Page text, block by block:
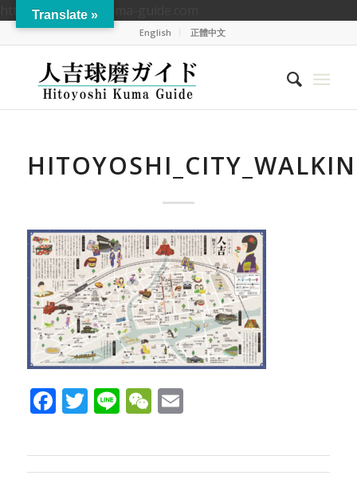
https://hitoyoshikuma-guide.com
English 正體中文
Facebook
Twitter
LineWeChat
Email
Translate »